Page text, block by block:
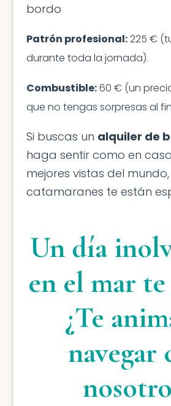
bordo
Patrón profesional:225 €
durante toda la jornada).
Combustible:60 € (un
que no tengas sorpresas al
Si buscas un alquiler de
haga sentir como en
mejores vistas del mundo,
catamaranes te están
Un día
en el mar te
¿Te
navegar